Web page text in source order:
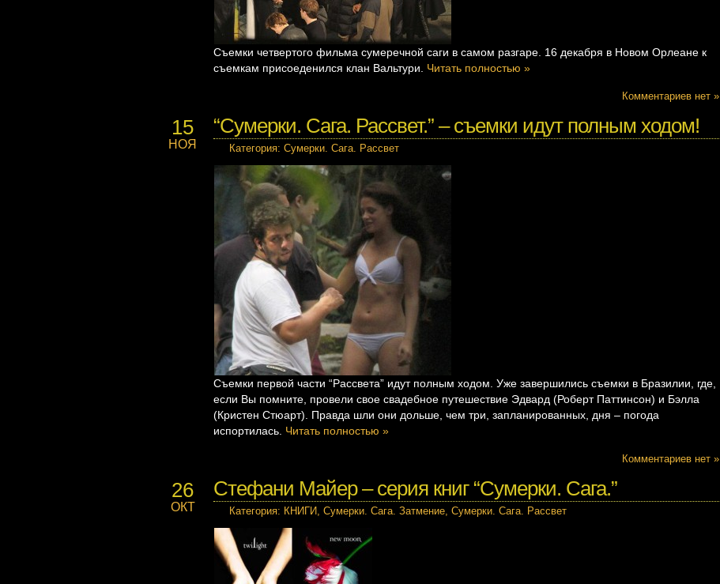
Съемки четвертого фильма сумеречной саги в самом разгаре. 16 декабря в Новом Орлеане к
съемкам присоеденился клан Вальтури. Читать полностью »
Комментариев нет »
15
НОЯ
“Сумерки. Сага. Рассвет.” – съемки идут полным ходом!
Категория: Сумерки. Сага. Рассвет
Съемки первой части “Рассвета” идут полным ходом. Уже завершились съемки в Бразилии, где,
если Вы помните, провели свое свадебное путешествие Эдвард (Роберт Паттинсон) и Бэлла
(Кристен Стюарт). Правда шли они дольше, чем три, запланированных, дня – погода
испортилась. Читать полностью »
Комментариев нет »
26
ОКТ
Стефани Майер – серия книг “Сумерки. Сага.”
Категория: КНИГИ, Сумерки. Сага. Затмение, Сумерки. Сага. Рассвет